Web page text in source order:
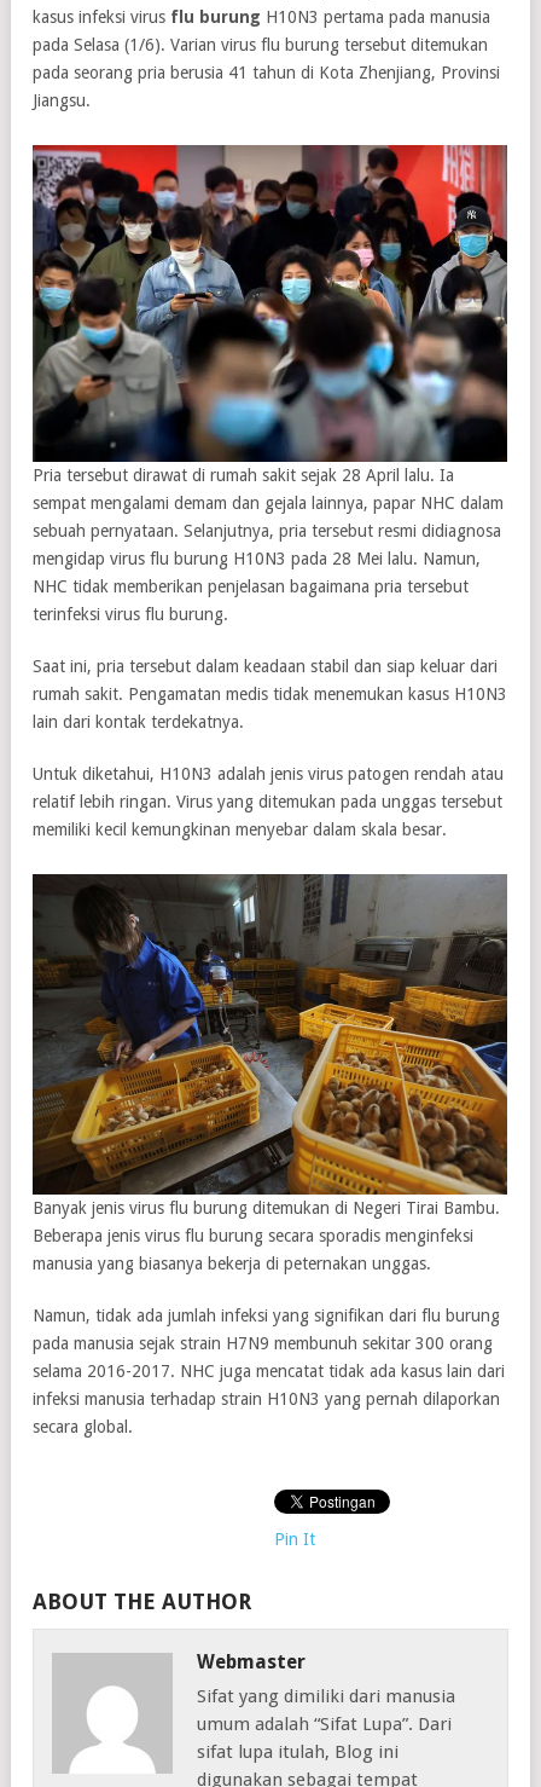
kasus infeksi virus flu burung H10N3 pertama pada manusia
pada Selasa (1/6). Varian virus flu burung tersebut ditemukan
pada seorang pria berusia 41 tahun di Kota Zhenjiang, Provinsi
Jiangsu.
Pria tersebut dirawat di rumah sakit sejak 28 April lalu. Ia
sempat mengalami demam dan gejala lainnya, papar NHC dalam
sebuah pernyataan. Selanjutnya, pria tersebut resmi didiagnosa
mengidap virus flu burung H10N3 pada 28 Mei lalu. Namun,
NHC tidak memberikan penjelasan bagaimana pria tersebut
terinfeksi virus flu burung.
Saat ini, pria tersebut dalam keadaan stabil dan siap keluar dari
rumah sakit. Pengamatan medis tidak menemukan kasus H10N3
lain dari kontak terdekatnya.
Untuk diketahui, H10N3 adalah jenis virus patogen rendah atau
relatif lebih ringan. Virus yang ditemukan pada unggas tersebut
memiliki kecil kemungkinan menyebar dalam skala besar.
Banyak jenis virus flu burung ditemukan di Negeri Tirai Bambu.
Beberapa jenis virus flu burung secara sporadis menginfeksi
manusia yang biasanya bekerja di peternakan unggas.
Namun, tidak ada jumlah infeksi yang signifikan dari flu burung
pada manusia sejak strain H7N9 membunuh sekitar 300 orang
selama 2016-2017. NHC juga mencatat tidak ada kasus lain dari
infeksi manusia terhadap strain H10N3 yang pernah dilaporkan
secara global.
Pin It
ABOUT THE AUTHOR
Webmaster
Sifat yang dimiliki dari manusia
umum adalah “Sifat Lupa”. Dari
sifat lupa itulah, Blog ini
digunakan sebagai tempat